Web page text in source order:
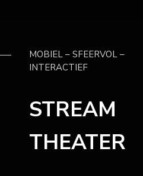
MOBIEL – SFEERVOL –
INTERACTIEF
STREAM
THEATER